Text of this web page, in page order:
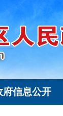
府信息公开